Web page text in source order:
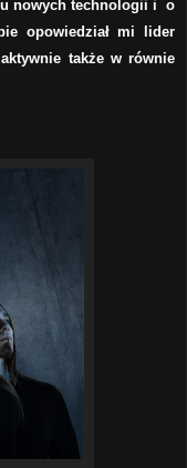
nowych technologii i o
opowiedział mi lider
także w równie